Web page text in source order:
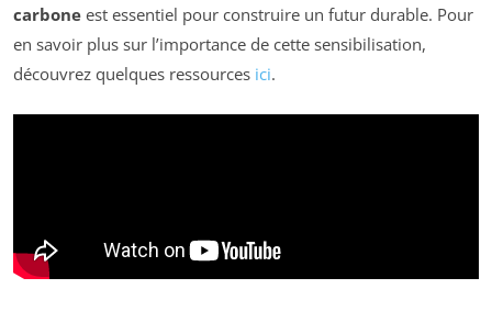
carbone est essentiel pour construire un futur durable. Pour
en savoir plus sur l’importance de cette sensibilisation,
découvrez quelques ressources ici.